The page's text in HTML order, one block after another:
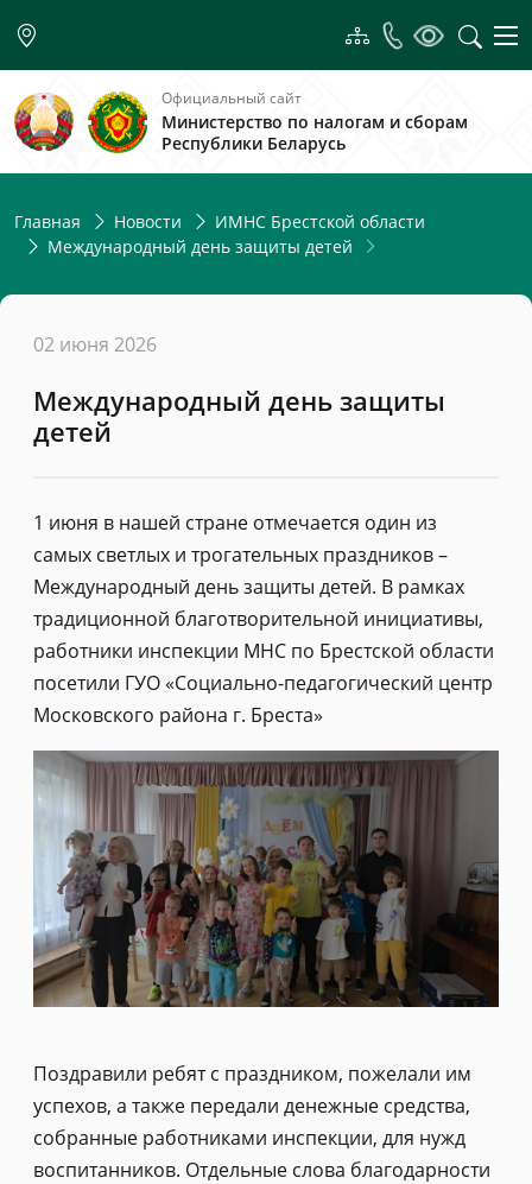
Официальный сайт
Министерство по налогам и сборам
Республики Беларусь
Главная Новости
ИМНС Брестской области
Международный день защиты детей
02 июня 2026
Международный день защиты
детей
1 июня в нашей стране отмечается один из
самых светлых и трогательных праздников –
Международный день защиты детей. В рамках
традиционной благотворительной инициативы,
работники инспекции МНС по Брестской области
посетили ГУО «Социально-педагогический центр
Московского района г. Бреста»
Поздравили ребят с праздником, пожелали им
успехов, а также передали денежные средства,
собранные работниками инспекции, для нужд
воспитанников. Отдельные слова благодарности